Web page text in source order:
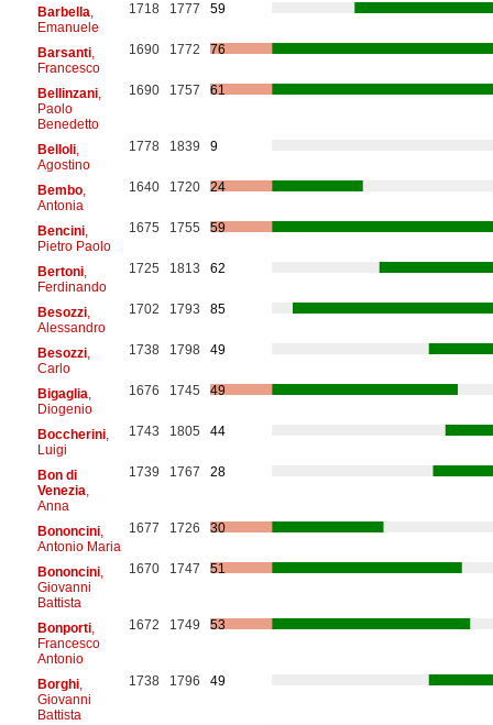
Barbella,
Emanuele
1718 1777 59
Barsanti,
Francesco
1690 1772 76
Bellinzani,
Paolo
Benedetto
1690 1757 61
Belloli,
Agostino
1778 1839 9
Bembo,
Antonia
1640 1720 24
Bencini,
Pietro Paolo
1675 1755 59
Bertoni,
Ferdinando
1725 1813 62
Besozzi,
Alessandro
1702 1793 85
Besozzi,
Carlo
1738 1798 49
Bigaglia,
Diogenio
1676 1745 49
Boccherini,
Luigi
1743 1805 44
Bon di
Venezia,
Anna
1739 1767 28
Bononcini,
Antonio Maria
1677 1726 30
Bononcini,
Giovanni
Battista
1670 1747 51
Bonporti,
Francesco
Antonio
1672 1749 53
Borghi,
Giovanni
Battista
1738 1796 49